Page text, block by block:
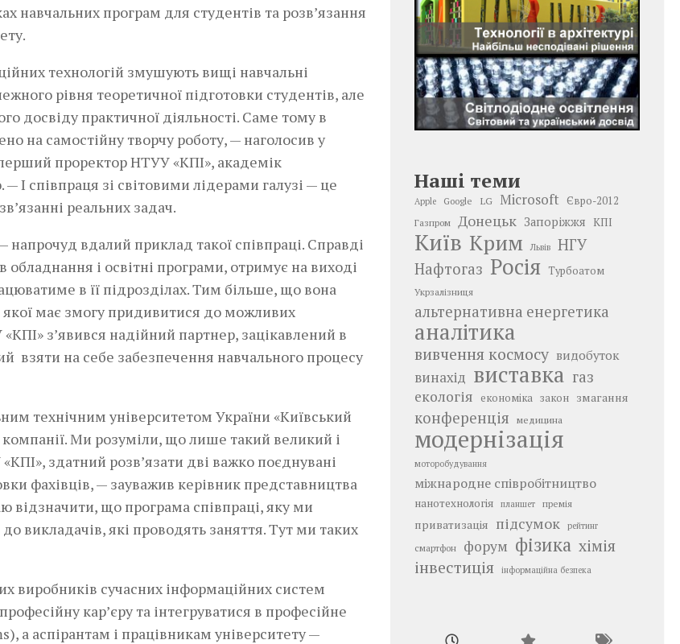
навчальних програм для студентів та розв’язання
технологій змушують вищі навчальні
рівня теоретичної підготовки студентів, але
досвіду практичної діяльності. Саме тому в
на самостійну творчу роботу, — наголосив у
проректор НТУУ «КПІ», академік
І співпраця зі світовими лідерами галузі — це
реальних задач.
напрочуд вдалий приклад такої співпраці. Справді
і освітні програми, отримує на виході
в її підрозділах. Тим більше, що вона
якої має змогу придивитися до можливих
з’явився надійний партнер, зацікавлений в
взяти на себе забезпечення навчального процесу
технічним університетом України «Київський
Ми розуміли, що лише такий великий і
здатний розв’язати дві важко поєднувані
фахівців, — зауважив керівник представництва
відзначити, що програма співпраці, яку ми
викладачів, які проводять заняття. Тут ми таких
виробників сучасних інформаційних систем
кар’єру та інтегруватися в професійне
а аспірантам і працівникам університету —
Наші теми
Apple Google LG Microsoft Євро-2012
Газпром Донецьк Запоріжжя КПІ
Київ Крим Львів
НГУ
Нафтогаз Росія Турбоатом
Укрзалізниця
альтернативна енергетика
аналітика
вивчення космосу видобуток
винахід виставка газ
екологія економіка закон змагання
конференція медицина
модернізація
моторобудування
міжнародне співробітництво
нанотехнологія планшет премія
приватизація підсумок рейтинг
смартфон форум фізика хімія
інвестиція інформаційна безпека